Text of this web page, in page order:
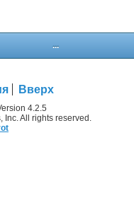
...
Вверх
4.2.5
All rights reserved.